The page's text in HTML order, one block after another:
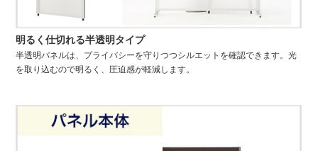
明るく仕切れる半透明タイプ
半透明パネルは、プライバシーを守りつつシルエットを確認できます。光
を取り込むので明るく、圧迫感が軽減します。